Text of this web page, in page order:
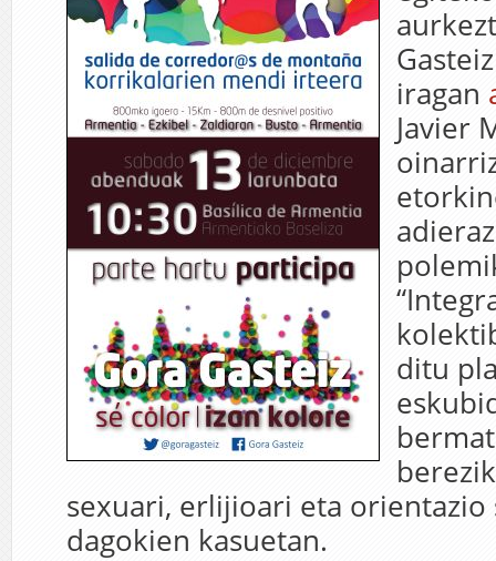
iragan
Javier
ditu
sexuari, erlijioari eta orientazio
dagokien kasuetan.